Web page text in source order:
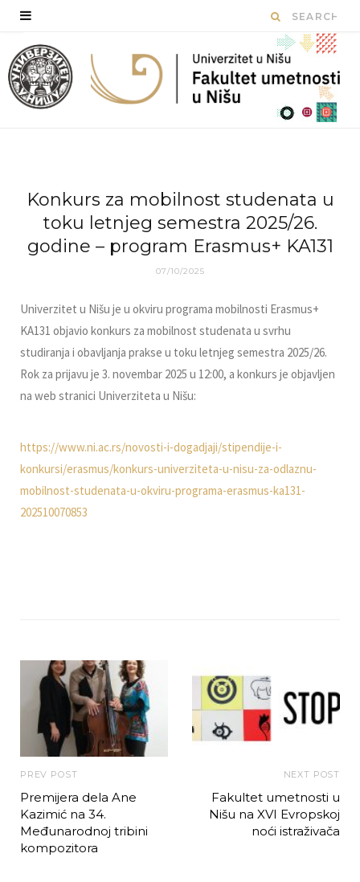
Konkurs za mobilnost studenata u
toku letnjeg semestra 2025/26.
godine – program Erasmus+ KA131
07/10/2025
Univerzitet u Nišu je u okviru programa mobilnosti Erasmus+
KA131 objavio konkurs za mobilnost studenata u svrhu
studiranja i obavljanja prakse u toku letnjeg semestra 2025/26.
Rok za prijavu je 3. novembar 2025 u 12:00, a konkurs je objavljen
na web stranici Univerziteta u Nišu:
https://www.ni.ac.rs/novosti-i-dogadjaji/stipendije-i-
konkursi/erasmus/konkurs-univerziteta-u-nisu-za-odlaznu-
mobilnost-studenata-u-okviru-programa-erasmus-ka131-
202510070853
PREV POST
Premijera dela Ane
Kazimić na 34.
Međunarodnoj tribini
kompozitora
NEXT POST
Fakultet umetnosti u
Nišu na XVI Evropskoj
noći istraživača